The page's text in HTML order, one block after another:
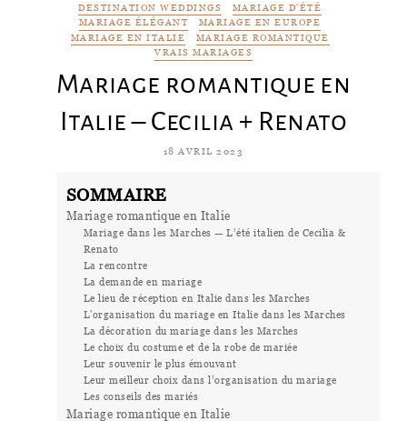
DESTINATION WEDDINGS
MARIAGE D'ÉTÉ
MARIAGE ÉLÉGANT
MARIAGE EN EUROPE
MARIAGE EN ITALIE
MARIAGE ROMANTIQUE
VRAIS MARIAGES
Mariage romantique en
Italie – Cecilia + Renato
18 AVRIL 2023
SOMMAIRE
Mariage romantique en Italie
Mariage dans les Marches — L’été italien de Cecilia &
Renato
La rencontre
La demande en mariage
Le lieu de réception en Italie dans les Marches
L'organisation du mariage en Italie dans les Marches
La décoration du mariage dans les Marches
Le choix du costume et de la robe de mariée
Leur souvenir le plus émouvant
Leur meilleur choix dans l’organisation du mariage
Les conseils des mariés
Mariage romantique en Italie